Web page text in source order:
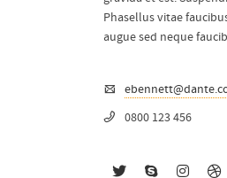
Phasellus vitae
augue sed neque
0800 123 456